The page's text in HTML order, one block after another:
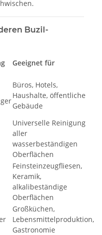
Buzil-
Geeignet für
Büros, Hotels,
Haushalte, öffentliche
Gebäude
Universelle Reinigung
aller
wasserbeständigen
Oberflächen
Feinsteinzeugfliesen,
Keramik,
alkalibeständige
Oberflächen
Großküchen,
Lebensmittelproduktion,
Gastronomie